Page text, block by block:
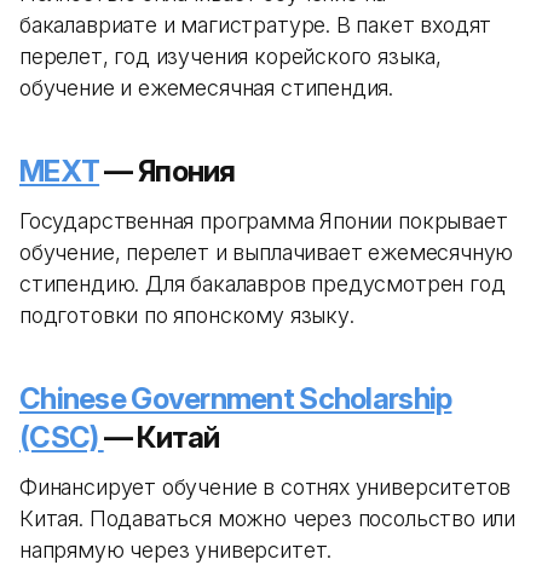
бакалавриате и магистратуре. В пакет входят
перелет, год изучения корейского языка,
обучение и ежемесячная стипендия.
MEXT— Япония
Государственная программа Японии покрывает
обучение, перелет и выплачивает ежемесячную
стипендию. Для бакалавров предусмотрен год
подготовки по японскому языку.
Chinese Government Scholarship
(CSC)— Китай
Финансирует обучение в сотнях университетов
Китая. Подаваться можно через посольство или
напрямую через университет.